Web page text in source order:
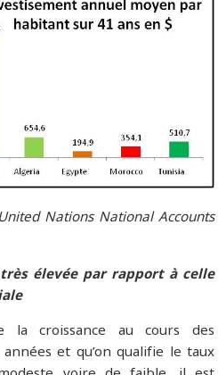
Nations National Accounts
élevée par rapport à celle
la croissance au cours des
et qu’on qualifie le taux